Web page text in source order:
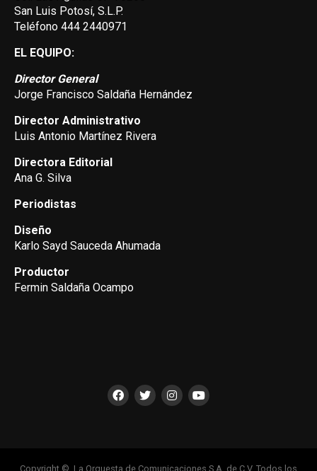
San Luis Potosí, S.L.P.
Teléfono 444 2440971
EL EQUIPO:
Director General
Jorge Francisco Saldaña Hernández
Director Administrativo
Luis Antonio Martínez Rivera
Directora Editorial
Ana G. Silva
Periodistas
Diseño
Karlo Sayd Sauceda Ahumada
Productor
Fermin Saldaña Ocampo
Copyright ©, La Orquesta de Comunicaciones S.A. de C.V. Todos los